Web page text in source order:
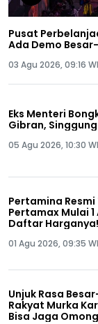
Pusat
Ada Demo
03 Agu 2026, 09:16
Eks Menteri
Gibran,
05 Agu 2026, 10:30
Pertamina
Pertamax Mulai
Daftar Harganya!
01 Agu 2026, 09:35
Unjuk Rasa
Rakyat Murka
Bisa Jaga